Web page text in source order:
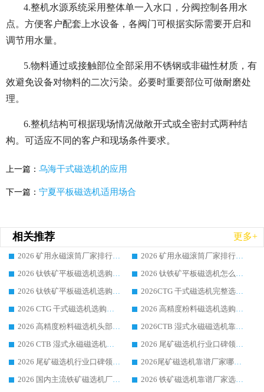
4.整机水源系统采用整体单一入水口，分阀控制各用水
点。方便客户配套上水设备，各阀门可根据实际需要开启和
调节用水量。
5.物料通过或接触部位全部采用不锈钢或非磁性材质，有
效避免设备对物料的二次污染。必要时重要部位可做耐磨处
理。
6.整机结构可根据现场情况做敞开式或全密封式两种结
构。可适应不同的客户和现场条件要求。
上一篇： 乌海干式磁选机的应用
下一篇： 宁夏平板磁选机适用场合
相关推荐 更多+
2026 矿用永磁滚筒厂家排行榜选购干货指南 行业口碑标杆华体会手机网页版-华体会(中国) 实力出众
2026 矿用永磁滚筒厂家排行榜选购指南，行业口碑领域强者华体会手机网页版-华体会(中国)
2026 钛铁矿平板磁选机选购全攻略 市场公认优质品牌厂家实力排行榜
2026 钛铁矿平板磁选机怎么选 靠谱生产企业实力排行榜选购参考攻略
2026 钛铁矿平板磁选机选购指南 行业口碑优选品牌生产企业实力排行榜
2026CTG 干式磁选机完整选购指南 行业口碑顶尖靠谱生产龙头厂家实力推荐
2026 CTG 干式磁选机选购指南|行业口碑靠谱生产厂家领域强者推荐
2026 高精度粉料磁选机选购全攻略 行业优质品牌华体会手机网页版-华体会(中国) 实力深度解析
2026 高精度粉料磁选机头部厂家选购指南 行业口碑靠谱品牌推荐 领域强者华体会手机网页版-华体会(中国) 解析
2026CTB 湿式永磁磁选机靠谱厂家实力排行榜 铁矿选矿设备采购全流程选购指南
2026 CTB 湿式永磁磁选机选购指南|行业口碑良好品牌推荐，领域强者华体会手机网页版-华体会(中国)
2026 尾矿磁选机行业口碑领域强者，源头直供国内主流厂家华体会手机网页版-华体会(中国) 一站式服务
2026 尾矿磁选机行业口碑领域强者，源头直供国内主流厂家华体会手机网页版-华体会(中国) 一站式服务
2026尾矿磁选机靠谱厂家哪家好 行业口碑领域强者华体会手机网页版-华体会(中国) 推荐
2026 国内主流铁矿磁选机厂家选购指南|行业口碑好品牌推荐，领域强者华体会手机网页版-华体会(中国)
2026 铁矿磁选机靠谱厂家选购全攻略 行业标杆华体会手机网页版-华体会(中国) 设备性价比出众